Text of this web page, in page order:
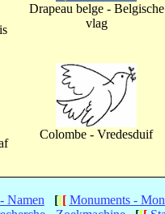
Drapeau belge - Belgische
vlag
Colombe - Vredesduif
Namen [[[ Monuments -